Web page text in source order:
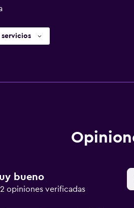
servicios
bueno
opiniones verificadas